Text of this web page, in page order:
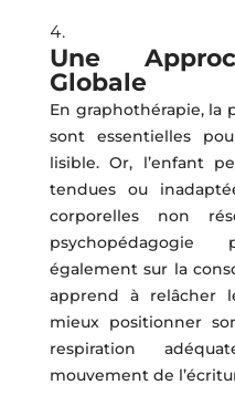
Une
Globale
En graphothérapie, la
sont essentielles
lisible. Or, l’enfant
tendues ou
corporelles non
également sur la
apprend à relâcher
mieux positionner
respiration
mouvement de